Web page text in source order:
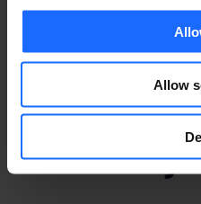
Allow
of the
industry